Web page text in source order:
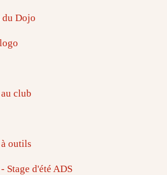
du Dojo
club
outils
Stage d'été ADS